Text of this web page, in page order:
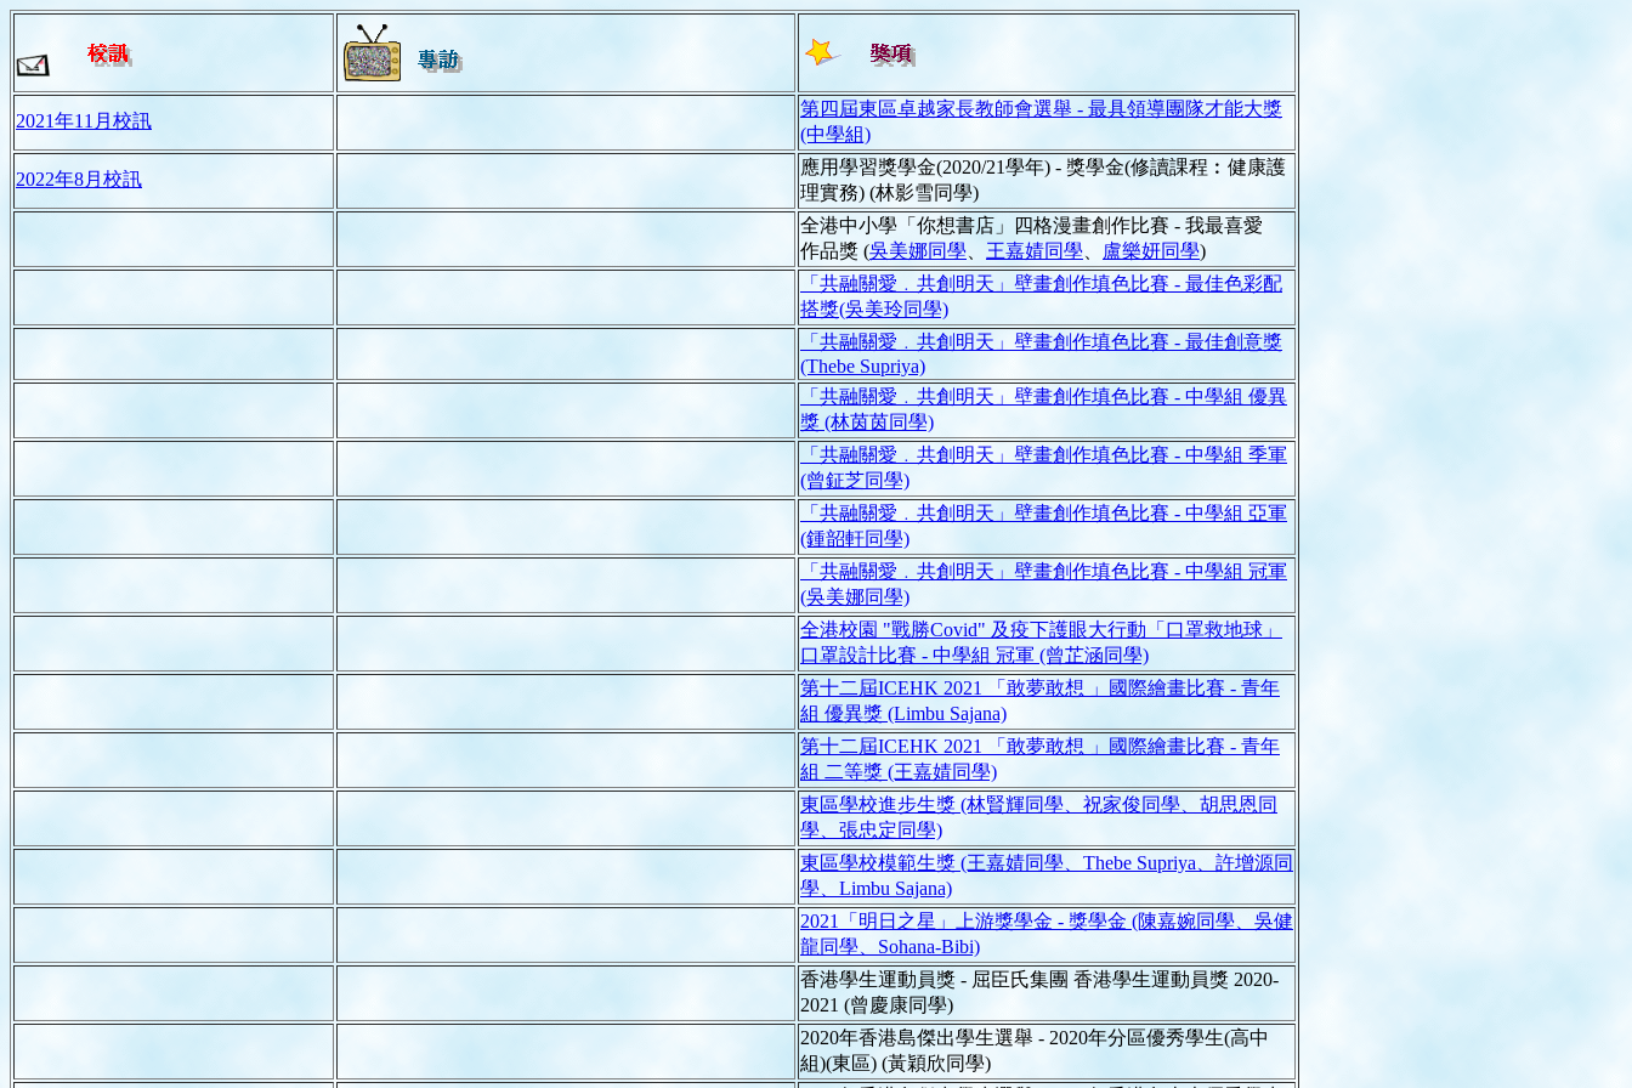
2021年11月校訊
第四屆東區卓越家長教師會選舉 - 最具領導團隊才能大獎
(中學組)
2022年8月校訊
應用學習獎學金(2020/21學年) - 獎學金(修讀課程︰健康護
理實務) (林影雪同學)
全港中小學「你想書店」四格漫畫創作比賽 - 我最喜愛
作品獎 (吳美娜同學 王嘉婧同學 盧樂妍同學)
「共融關愛﹒共創明天」壁畫創作填色比賽 - 最佳色彩配
搭獎(吳美玲同學)
「共融關愛﹒共創明天」壁畫創作填色比賽 - 最佳創意獎
(Thebe Supriya)
「共融關愛﹒共創明天」壁畫創作填色比賽 - 中學組 優異
獎 (林茵茵同學)
「共融關愛﹒共創明天」壁畫創作填色比賽 - 中學組 季軍
(曾鉦芝同學)
「共融關愛﹒共創明天」壁畫創作填色比賽 - 中學組 亞軍
(鍾韶軒同學)
「共融關愛﹒共創明天」壁畫創作填色比賽 - 中學組 冠軍
(吳美娜同學)
全港校園 "戰勝Covid" 及疫下護眼大行動「口罩救地球」
口罩設計比賽 - 中學組 冠軍 (曾芷涵同學)
第十二屆ICEHK 2021 「敢夢敢想 」國際繪畫比賽 - 青年
組 優異獎 (Limbu Sajana)
第十二屆ICEHK 2021 「敢夢敢想 」國際繪畫比賽 - 青年
組 二等獎 (王嘉婧同學)
東區學校進步生獎 (林賢輝同學、祝家俊同學、胡思恩同
學、張忠定同學)
東區學校模範生獎 (王嘉婧同學、Thebe Supriya、許增源同
學、Limbu Sajana)
2021「明日之星」上游獎學金 - 獎學金 (陳嘉婉同學、吳健
龍同學、Sohana-Bibi)
香港學生運動員獎 - 屈臣氏集團 香港學生運動員獎 2020-
2021 (曾慶康同學)
2020年香港島傑出學生選舉 - 2020年分區優秀學生(高中
組)(東區) (黃穎欣同學)